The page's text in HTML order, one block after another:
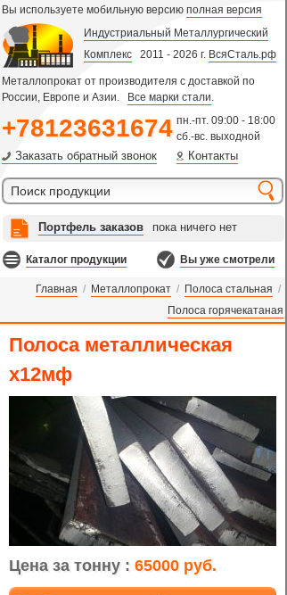
Вы используете мобильную версию полная версия
Индустриальный Металлургический
Комплекс 2011 - 2026 г. ВсяСталь.рф
Металлопрокат от производителя с доставкой по
России, Европе и Азии.
Все марки стали.
+78123631674 пн.-пт. 09:00 - 18:00
сб.-вс. выходной
Заказать обратный звонок Контакты
Портфель заказов пока ничего нет
Каталог продукции Вы уже смотрели
Главная / Металлопрокат / Полоса стальная /
Полоса горячекатаная
Полоса металлическая
х12мф
Цена за тонну : 65000 руб.